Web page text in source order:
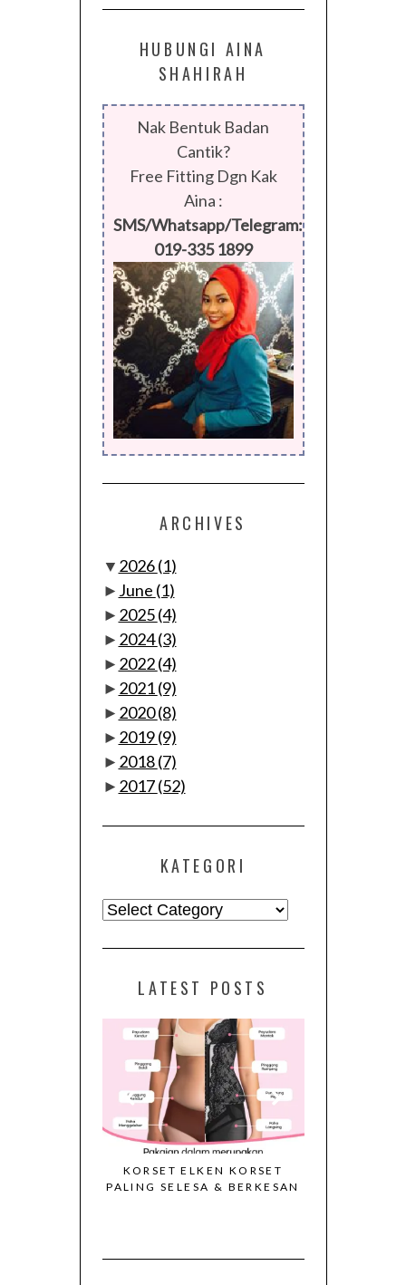
HUBUNGI AINA
SHAHIRAH
Nak Bentuk Badan
Cantik?
Free Fitting Dgn Kak
Aina :
SMS/Whatsapp/Telegram:
019-335 1899
ARCHIVES
▼ 2026(1)
► June (1)
► 2025(4)
► 2024(3)
► 2022(4)
► 2021(9)
► 2020(8)
► 2019(9)
► 2018(7)
► 2017(52)
KATEGORI
Kategori
LATEST POSTS
KORSET ELKEN KORSET
PALING SELESA & BERKESAN